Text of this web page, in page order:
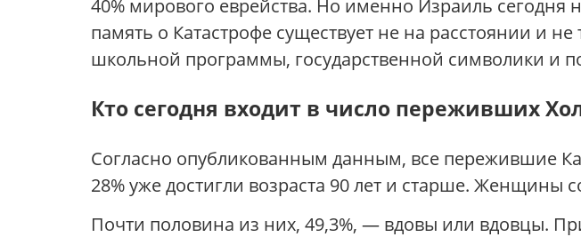
40% мирового еврейства. Но именно Израиль сегодня
память о Катастрофе существует не на расстоянии и
школьной программы, государственной символики и
Кто сегодня входит в число переживших
Согласно опубликованным данным, все пережившие
28% уже достигли возраста 90 лет и старше. Женщины
Почти половина из них, 49,3%, — вдовы или вдовцы.